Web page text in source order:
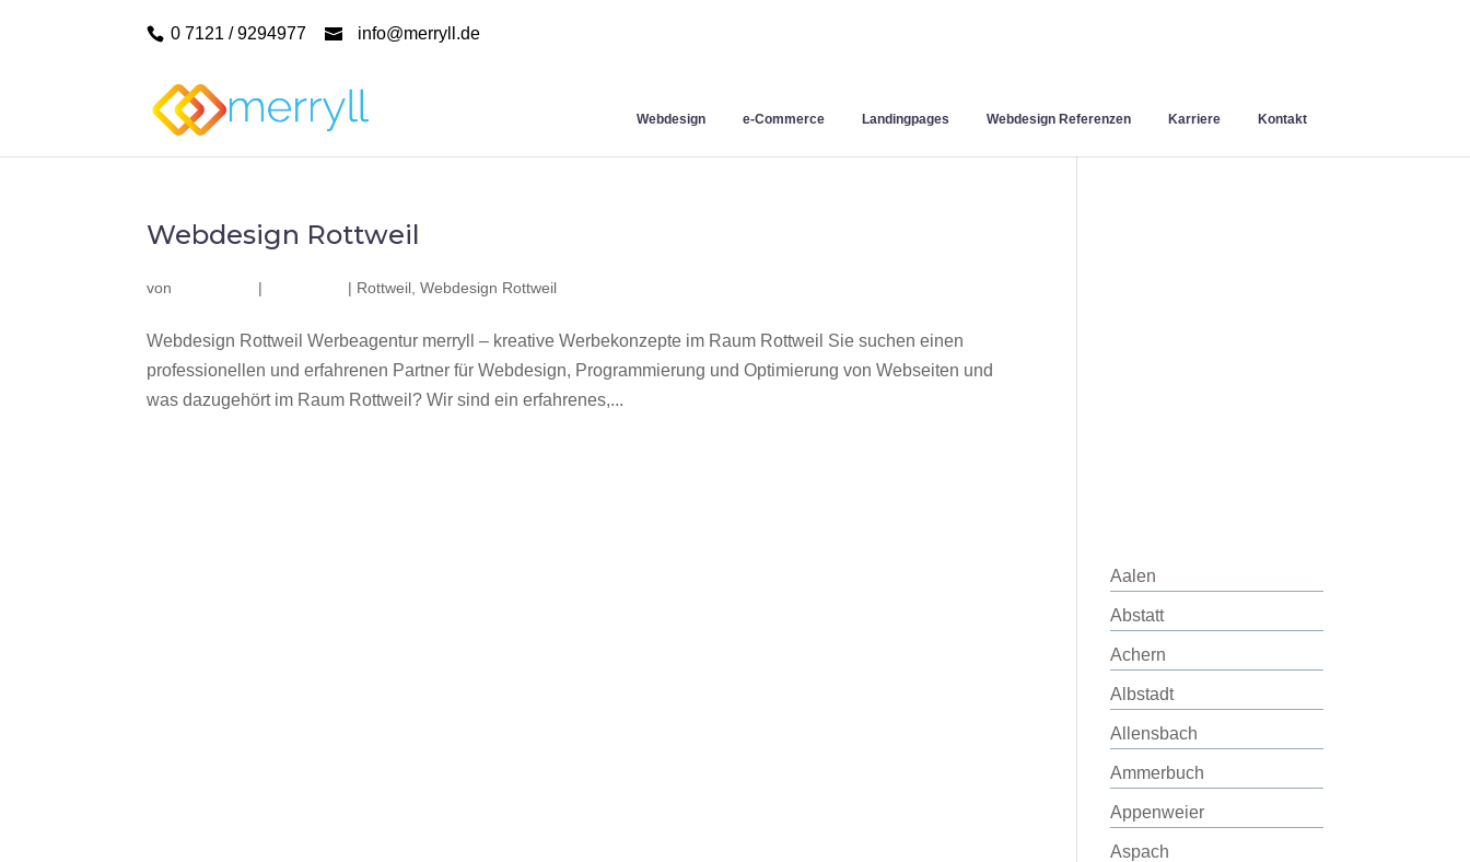
0 7121 / 9294977 info@merryll.de
Webdesign e-Commerce Landingpages Webdesign Referenzen Karriere Kontakt
Webdesign Rottweil
von | | Rottweil ,Webdesign Rottweil
Webdesign Rottweil Werbeagentur merryll – kreative Werbekonzepte im Raum Rottweil Sie suchen einen
professionellen und erfahrenen Partner für Webdesign, Programmierung und Optimierung von Webseiten und
was dazugehört im Raum Rottweil? Wir sind ein erfahrenes,...
Aalen
Abstatt
Achern
Albstadt
Allensbach
Ammerbuch
Appenweier
Aspach